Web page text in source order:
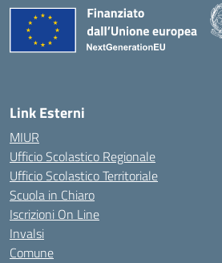
Link Esterni
MIUR
Ufficio Scolastico Regionale
Ufficio Scolastico Territoriale
Scuola in Chiaro
Iscrizioni On Line
Invalsi
Comune